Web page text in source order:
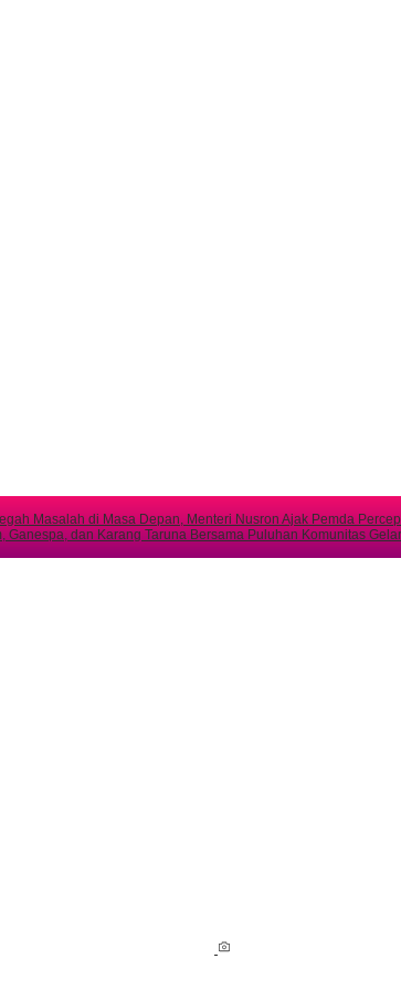
Masalah di Masa Depan, Menteri Nusron Ajak Pemda
Ganespa, dan Karang Taruna Bersama Puluhan Komunitas